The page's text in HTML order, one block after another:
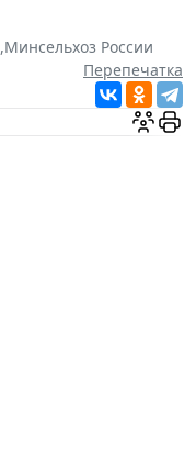
,Минсельхоз России
Перепечатка